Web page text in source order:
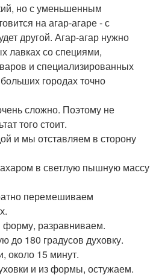
но с уменьшенным
на агар-агаре - с
другой. Агар-агар нужно
лавках со специями,
и специализированных
городах точно
сложно. Поэтому не
того стоит.
и мы отставляем в сторону
в светлую пышную массу
перемешиваем
разравниваем.
до 180 градусов духовку.
около 15 минут.
и из формы, остужаем.